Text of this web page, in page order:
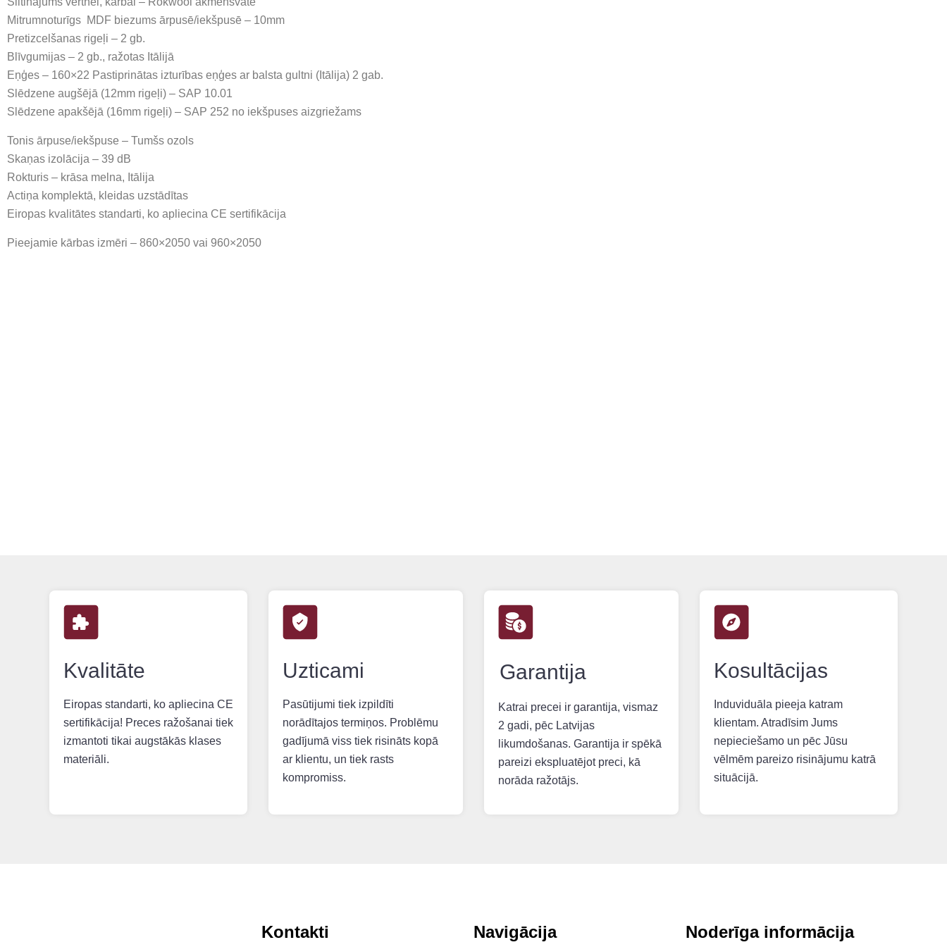
Mitrumnoturīgs MDF biezums ārpusē/iekšpusē – 10mm
Pretizcelšanas rigeļi – 2 gb.
Blīvgumijas – 2 gb., ražotas Itālijā
Eņģes – 160×22 Pastiprinātas izturības eņģes ar balsta gultni (Itālija) 2 gab.
Slēdzene augšējā (12mm rigeļi) – SAP 10.01
Slēdzene apakšējā (16mm rigeļi) – SAP 252 no iekšpuses aizgriežams
Tonis ārpuse/iekšpuse – Tumšs ozols
Skaņas izolācija – 39 dB
Rokturis – krāsa melna, Itālija
Actiņa komplektā, kleidas uzstādītas
Eiropas kvalitātes standarti, ko apliecina CE sertifikācija
Pieejamie kārbas izmēri – 860×2050 vai 960×2050
Kvalitāte
Eiropas standarti, ko apliecina CE
sertifikācija! Preces ražošanai tiek
izmantoti tikai augstākās klases
materiāli.
Uzticami
Pasūtijumi tiek izpildīti
norādītajos termiņos. Problēmu
gadījumā viss tiek risināts kopā
ar klientu, un tiek rasts
kompromiss.
Garantija
Katrai precei ir garantija, vismaz
2 gadi, pēc Latvijas
likumdošanas. Garantija ir spēkā
pareizi ekspluatējot preci, kā
norāda ražotājs.
Kosultācijas
Induviduāla pieeja katram
klientam. Atradīsim Jums
nepieciešamo un pēc Jūsu
vēlmēm pareizo risinājumu katrā
situācijā.
Kontakti Navigācija Noderīga informācija